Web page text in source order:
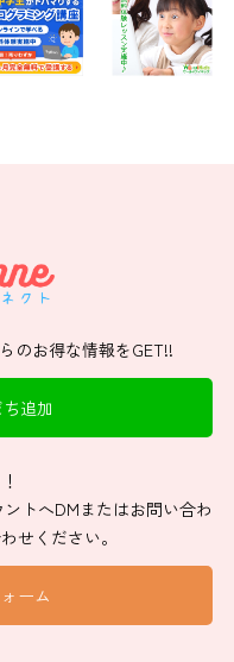
のお得な情報をGET!!
追加
トへDMまたはお問い合わ
せください。
ーム